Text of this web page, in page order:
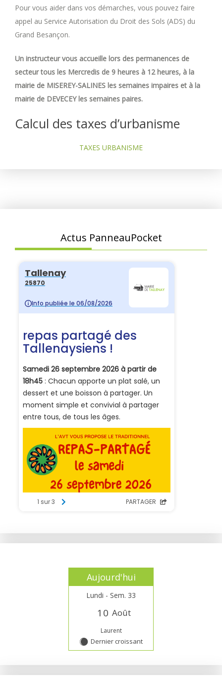
Pour vous aider dans vos démarches, vous pouvez faire
appel au Service Autorisation du Droit des Sols (ADS) du
Grand Besançon.
Un instructeur vous accueille lors des permanences de
secteur tous les Mercredis de 9 heures à 12 heures, à la
mairie de MISEREY-SALINES les semaines impaires et à la
mairie de DEVECEY les semaines paires.
Calcul des taxes d’urbanisme
TAXES URBANISME
Actus PanneauPocket
Aujourd'hui
Lundi - Sem. 33
1 0 Août
Laurent
Y Dernier croissant